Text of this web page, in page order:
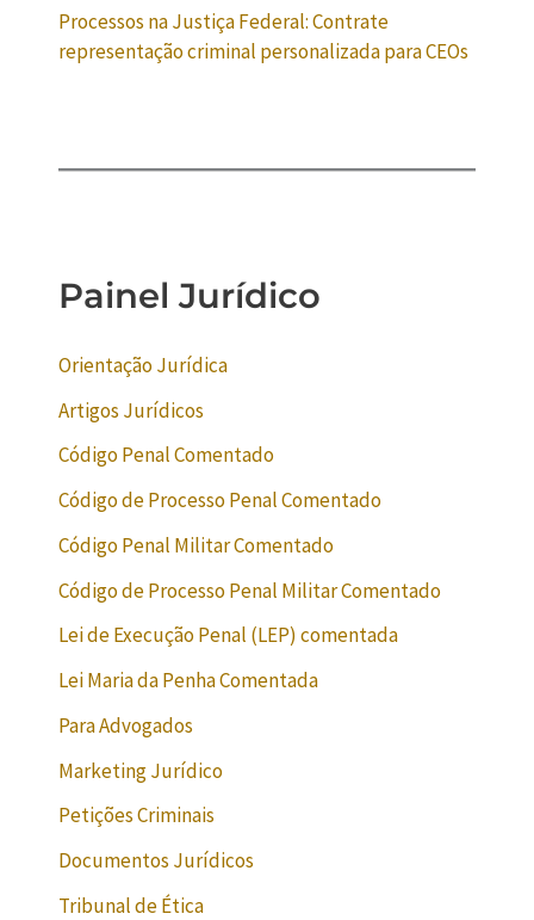
Processos na Justiça Federal: Contrate
representação criminal personalizada para CEOs
Painel Jurídico
Orientação Jurídica
Artigos Jurídicos
Código Penal Comentado
Código de Processo Penal Comentado
Código Penal Militar Comentado
Código de Processo Penal Militar Comentado
Lei de Execução Penal (LEP) comentada
Lei Maria da Penha Comentada
Para Advogados
Marketing Jurídico
Petições Criminais
Documentos Jurídicos
Tribunal de Ética